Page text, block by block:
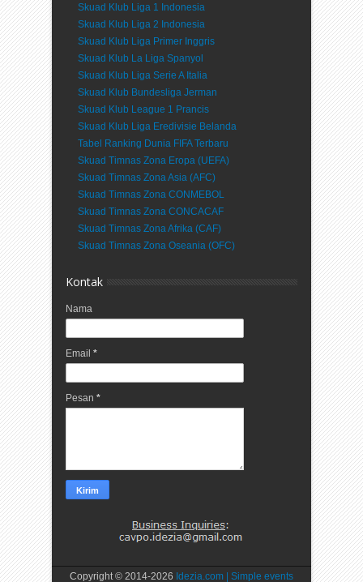
Skuad Klub Liga 1 Indonesia
Skuad Klub Liga 2 Indonesia
Skuad Klub Liga Primer Inggris
Skuad Klub La Liga Spanyol
Skuad Klub Liga Serie A Italia
Skuad Klub Bundesliga Jerman
Skuad Klub League 1 Prancis
Skuad Klub Liga Eredivisie Belanda
Tabel Ranking Dunia FIFA Terbaru
Skuad Timnas Zona Eropa (UEFA)
Skuad Timnas Zona Asia (AFC)
Skuad Timnas Zona CONMEBOL
Skuad Timnas Zona CONCACAF
Skuad Timnas Zona Afrika (CAF)
Skuad Timnas Zona Oseania (OFC)
Kontak
Nama
Email *
Pesan *
Copyright © 2014-2026 Idezia.com | Simple events